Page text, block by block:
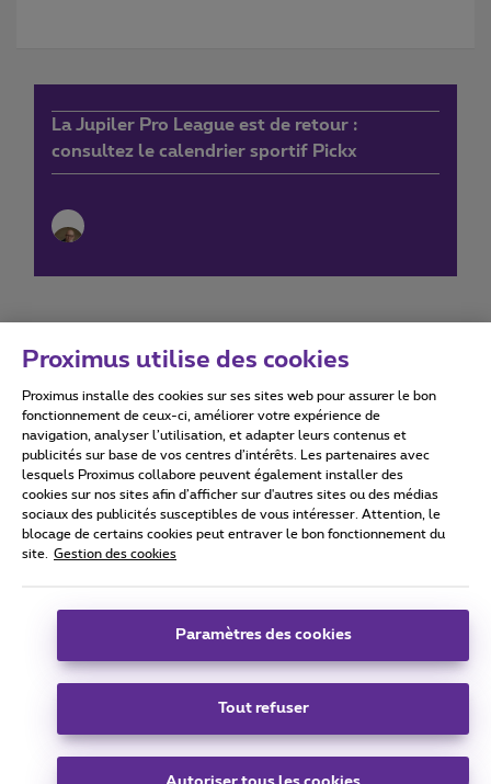
La Jupiler Pro League est de retour :
consultez le calendrier sportif Pickx
Conditions d'utilisation Accessibility statement
Tous droits réservés. © 2026 Proximus
Conditions générales, info consommateur
Coordonnées de l’entreprise
Boulevard du Roi Albert II 27 - B-1030 Bruxelles.
Carrier & Wholesale Solutions
Proximus utilise des cookies
Proximus installe des cookies sur ses sites web pour assurer le bon
fonctionnement de ceux-ci, améliorer votre expérience de
navigation, analyser l’utilisation, et adapter leurs contenus et
publicités sur base de vos centres d’intérêts. Les partenaires avec
lesquels Proximus collabore peuvent également installer des
cookies sur nos sites afin d’afficher sur d'autres sites ou des médias
sociaux des publicités susceptibles de vous intéresser. Attention, le
blocage de certains cookies peut entraver le bon fonctionnement du
site.
Gestion des cookies
Paramètres des cookies
Tout refuser